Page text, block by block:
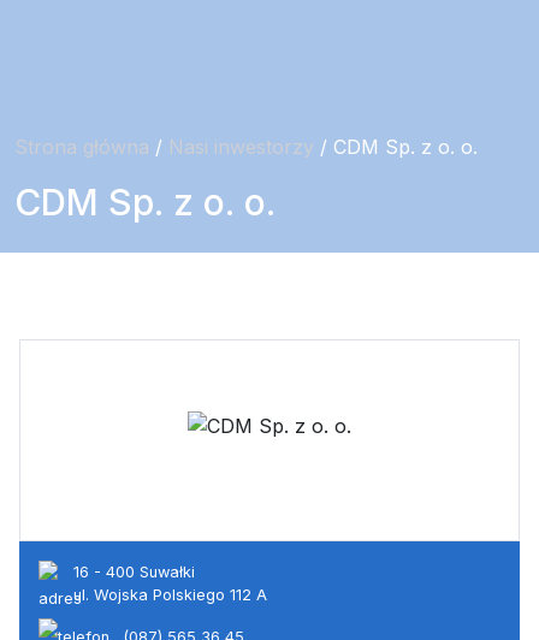
Strona główna / Nasi inwestorzy / CDM Sp. z o. o.
CDM Sp. z o. o.
16 - 400 Suwałki
ul. Wojska Polskiego 112 A